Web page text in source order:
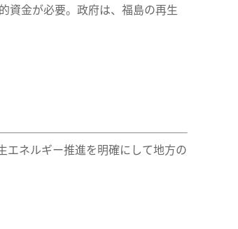
資金が必要。政府は、福島の再生
エネルギー推進を明確にして地方の